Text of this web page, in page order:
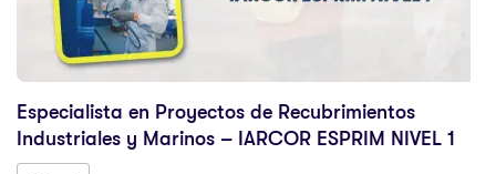
Especialista en Proyectos de Recubrimientos
Industriales y Marinos – IARCOR ESPRIM NIVEL 1